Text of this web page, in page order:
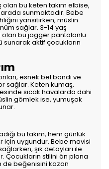
bu keten takım elbise,
sunmaktadır. Bebe
yansıtırken, müslin
sağlar. 3-14 yaş
olan bu jogger pantolonlu
sunarak aktif çocukların
esnek bel bandı ve
sağlar. Keten kumaş,
sıcak havalarda dahi
gömlek ise, yumuşak
bu takım, hem günlük
için uygundur. Bebe mavisi
şık detayları ile
Çocukların stilini ön plana
de beğenisini kazan